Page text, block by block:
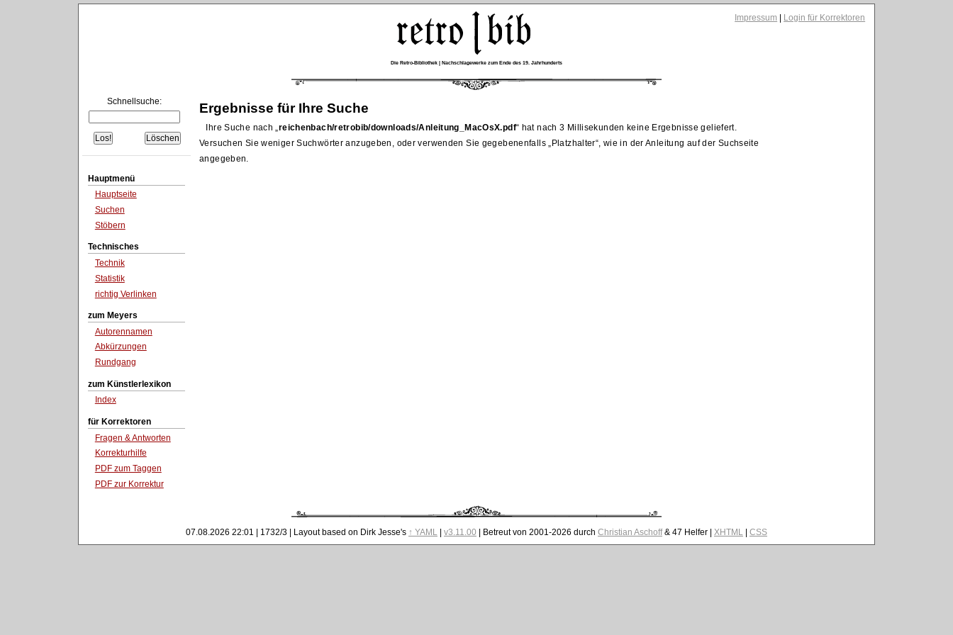
Impressum Login für Korrektoren
Die Retro-Bibliothek | Nachschlagewerke zum Ende des 19. Jahrhunderts
Schnellsuche:
Hauptmenü
Hauptseite
Suchen
Stöbern
Technisches
Technik
Statistik
richtig Verlinken
zum Meyers
Autorennamen
Abkürzungen
Rundgang
zum Künstlerlexikon
Index
für Korrektoren
Fragen & Antworten
Korrekturhilfe
PDF zum Taggen
PDF zur Korrektur
Ergebnisse für Ihre Suche
Ihre Suche nach reichenbach/retrobib/downloads/Anleitung_MacOsX.pdf
hat nach 3 Millisekunden keine Ergebnisse geliefert.
Versuchen Sie weniger Suchwörter anzugeben, oder verwenden Sie gegebenenfalls Platzhalter , wie in der Anleitung auf der Suchseite
angegeben.
07.08.2026 22:01 | 1732/3 | Layout based on Dirk Jesse's ↑ YAML| v3.11.00 | Betreut von 2001-2026 durch Christian Aschoff& 47 Helfer | XHTML| CSS